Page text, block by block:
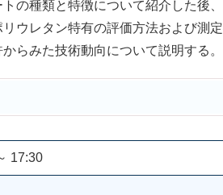
の種類と特徴について紹介した後
ウレタン特有の評価方法および測
らみた技術動向について説明する。
17:30